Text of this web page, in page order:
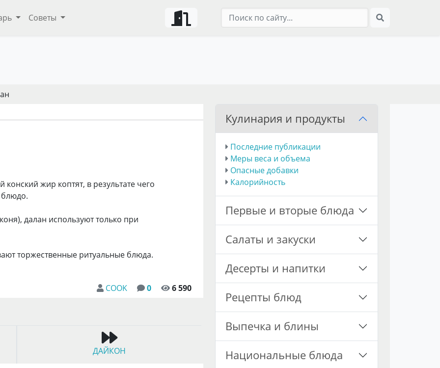
Советы
жир коптят, в результате чего
блюдо.
далан используют только при
торжественные ритуальные блюда.
COOK 0 6 590
ДАЙКОН
Кулинария и продукты
Последние публикации
Меры веса и объема
Опасные добавки
Калорийность
Первые и вторые блюда
Салаты и закуски
Десерты и напитки
Рецепты блюд
Выпечка и блины
Национальные блюда